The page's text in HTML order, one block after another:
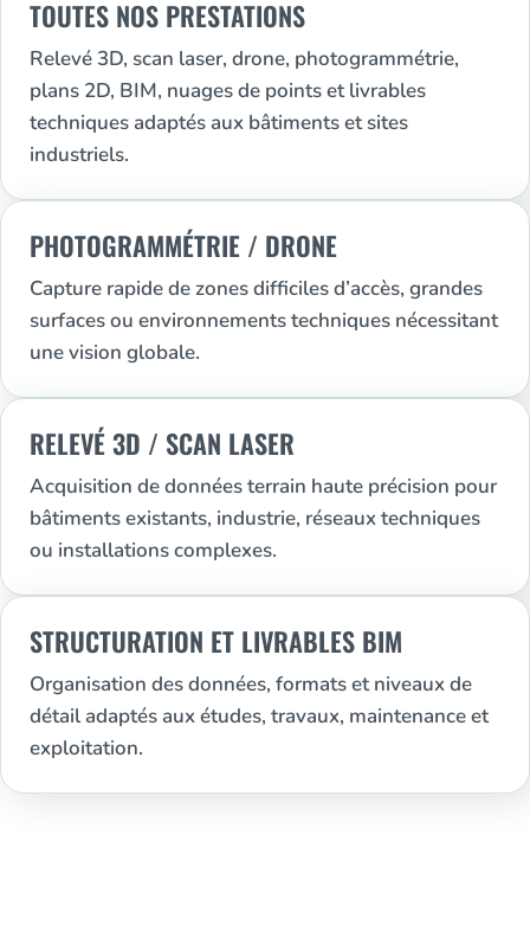
TOUTES NOS PRESTATIONS
Relevé 3D, scan laser, drone, photogrammétrie,
plans 2D, BIM, nuages de points et livrables
techniques adaptés aux bâtiments et sites
industriels.
PHOTOGRAMMÉTRIE / DRONE
Capture rapide de zones difficiles d’accès, grandes
surfaces ou environnements techniques nécessitant
une vision globale.
RELEVÉ 3D / SCAN LASER
Acquisition de données terrain haute précision pour
bâtiments existants, industrie, réseaux techniques
ou installations complexes.
STRUCTURATION ET LIVRABLES BIM
Organisation des données, formats et niveaux de
détail adaptés aux études, travaux, maintenance et
exploitation.